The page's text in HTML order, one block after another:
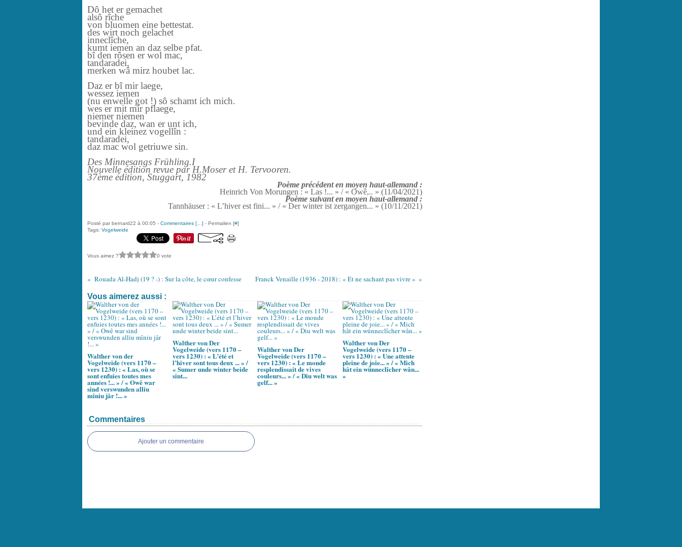
Dô het er gemachet
alsô rîche
von bluomen eine bettestat.
des wirt noch gelachet
inneclîche,
kumt iemen an daz selbe pfat.
bî den rôsen er wol mac,
tandaradei,
merken wâ mirz houbet lac.
Daz er bî mir laege,
wessez iemen
(nu enwelle got !) sô schamt ich mich.
wes er mit mir pflaege,
niemer niemen
bevinde daz, wan er unt ich,
und ein kleinez vogellîn :
tandaradei,
daz mac wol getriuwe sin.
Des Minnesangs Frühling.I
Nouvelle édition revue par H.Moser et H. Tervooren.
37ème édition, Stuggart, 1982
Poème précédent en moyen haut-allemand :
Heinrich Von Morungen : « Las !... » / « Owê,.. » (11/04/2021)
Poème suivant en moyen haut-allemand :
Tannhäuser : « L’hiver est fini... » / « Der winter ist zergangen... » (10/11/2021)
Posté par bernard22 à 00:05 - Commentaires [ ] - Permalien [#]
Tags: Vogelweide
Vous aimez ? 0 vote
Rouada Al-Hadj (19 ? -) : Sur la côte, le cœur confesse Franck Venaille (1936 - 2018) : « Et ne sachant pas vivre »
Vous aimerez aussi :
Walther von der
Vogelweide (vers 1170 –
vers 1230) : « Las, où se
sont enfuies toutes mes
années !... » / « Owê war
sind verswunden alliu
mîniu jâr !... »
Walther von Der
Vogelweide (vers 1170 –
vers 1230) : « L’été et
l’hiver sont tous deux ... » /
« Sumer unde winter beide
sint...
Walther von Der
Vogelweide (vers 1170 –
vers 1230) : « Le monde
resplendissait de vives
couleurs... » / « Diu welt was
gelf... »
Walther von Der
Vogelweide (vers 1170 –
vers 1230) : « Une attente
pleine de joie... » / « Mich
hât ein wünneclîcher wân...
»
Commentaires
Ajouter un commentaire